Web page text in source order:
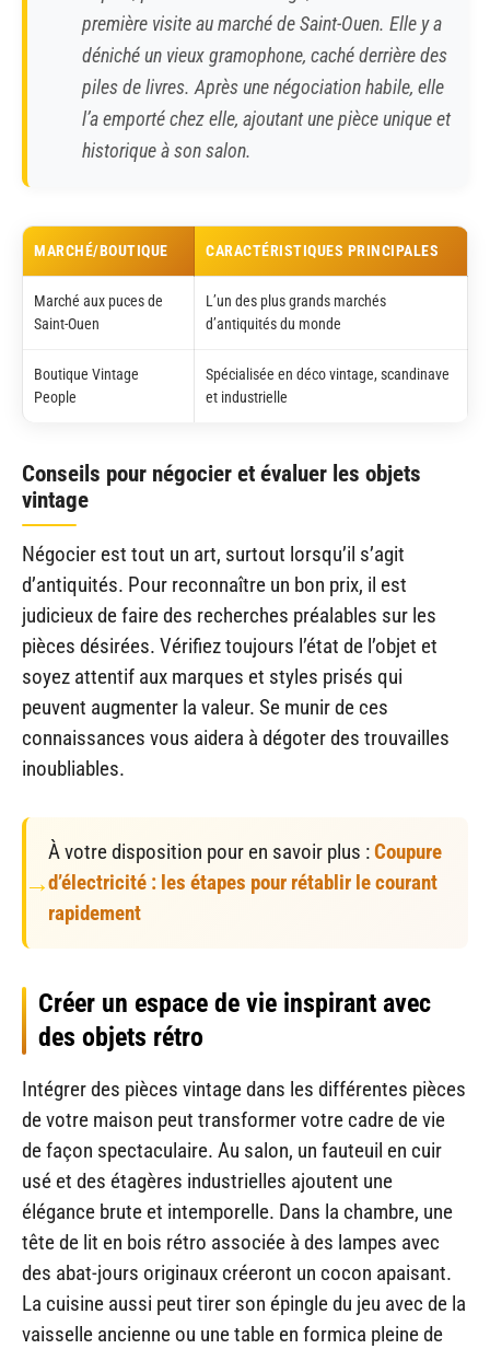
première visite au marché de Saint-Ouen. Elle y a
déniché un vieux gramophone, caché derrière des
piles de livres. Après une négociation habile, elle
l’a emporté chez elle, ajoutant une pièce unique et
historique à son salon.
MARCHÉ/BOUTIQUE CARACTÉRISTIQUES PRINCIPALES
Marché aux puces de
Saint-Ouen
L’un des plus grands marchés
d’antiquités du monde
Boutique Vintage
People
Spécialisée en déco vintage, scandinave
et industrielle
Conseils pour négocier et évaluer les objets
vintage
Négocier est tout un art, surtout lorsqu’il s’agit
d’antiquités. Pour reconnaître un bon prix, il est
judicieux de faire des recherches préalables sur les
pièces désirées. Vérifiez toujours l’état de l’objet et
soyez attentif aux marques et styles prisés qui
peuvent augmenter la valeur. Se munir de ces
connaissances vous aidera à dégoter des trouvailles
inoubliables.
À votre disposition pour en savoir plus :Coupure
d’électricité : les étapes pour rétablir le courant
rapidement
Créer un espace de vie inspirant avec
des objets rétro
Intégrer des pièces vintage dans les différentes pièces
de votre maison peut transformer votre cadre de vie
de façon spectaculaire. Au salon, un fauteuil en cuir
usé et des étagères industrielles ajoutent une
élégance brute et intemporelle. Dans la chambre, une
tête de lit en bois rétro associée à des lampes avec
des abat-jours originaux créeront un cocon apaisant.
La cuisine aussi peut tirer son épingle du jeu avec de la
vaisselle ancienne ou une table en formica pleine de